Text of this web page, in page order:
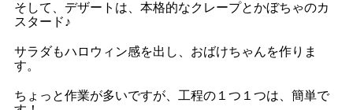
そして、デザートは、本格的なクレープとかぼちゃのカ
スタード♪
サラダもハロウィン感を出し、おばけちゃんを作りま
す。
ちょっと作業が多いですが、工程の１つ１つは、簡単で